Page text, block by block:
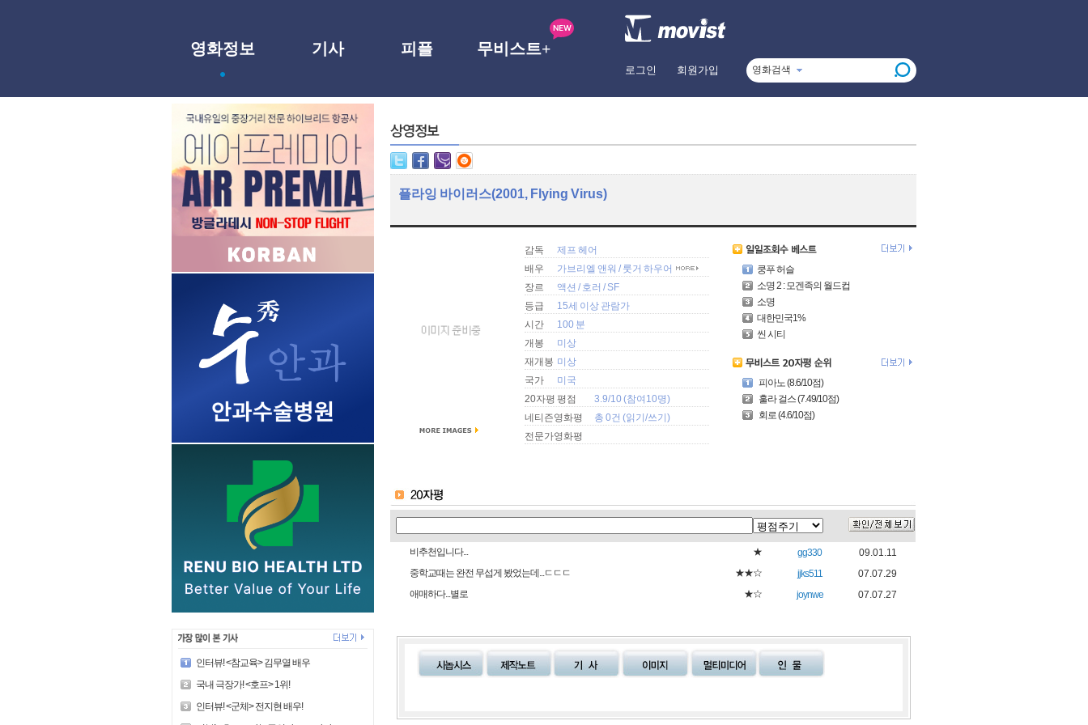
영화정보 기사 피플 무비스트+
로그인 회원가입 영화검색
인터뷰! <참교육> 김무열 배우
국내 극장가! <호프> 1위!
인터뷰! <군체> 전지현 배우!
플라잉 바이러스(2001, Flying Virus)
감독
제프 헤어
배우
가브리엘 앤워 /룻거 하우어
장르
액션 /호러 /SF
등급
15세 이상 관람가
시간
100 분
개봉
미상
재개봉 미상
국가
미국
20자평 평점
3.9/10 (참여10명)
네티즌영화평
총 0건 (읽기 /쓰기 )
전문가영화평
쿵푸 허슬
소명 2 : 모겐족의 월드컵
소명
대한민국1%
씬 시티
피아노 (8.6/10점)
훌라 걸스 (7.49/10점)
회로 (4.6/10점)
비추천입니다... ★ gg330
09.01.11
중학교때는 완전 무섭게 봤었는데...ㄷㄷㄷ
★★☆ jjks511
07.07.29
애매하다...별로
★☆ joynwe 07.07.27